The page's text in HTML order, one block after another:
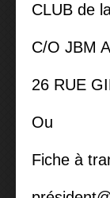
CLUB de
C/O JBM
26 RUE
Ou
Fiche à